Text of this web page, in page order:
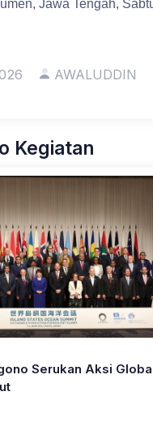
Jawa Tengah,
AWALUDDIN
Kegiatan
Serukan Aksi